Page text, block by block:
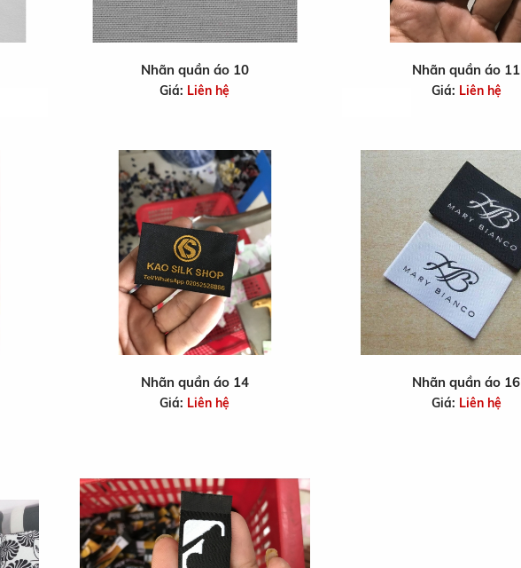
Nhãn quần áo 10
Giá: Liên hệ
Nhãn quần áo 11
Giá: Liên hệ
Nhãn quần áo 14
Giá: Liên hệ
Nhãn quần áo 16
Giá: Liên hệ